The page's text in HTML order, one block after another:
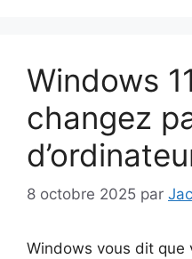
Windows
changez
8 octobre 2025 par
Windows vous dit que